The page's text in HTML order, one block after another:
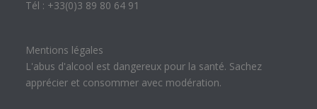
Tél : +33(0)3 89 80 64 91
Mentions légales
L'abus d'alcool est dangereux pour la santé. Sachez
apprécier et consommer avec modération.